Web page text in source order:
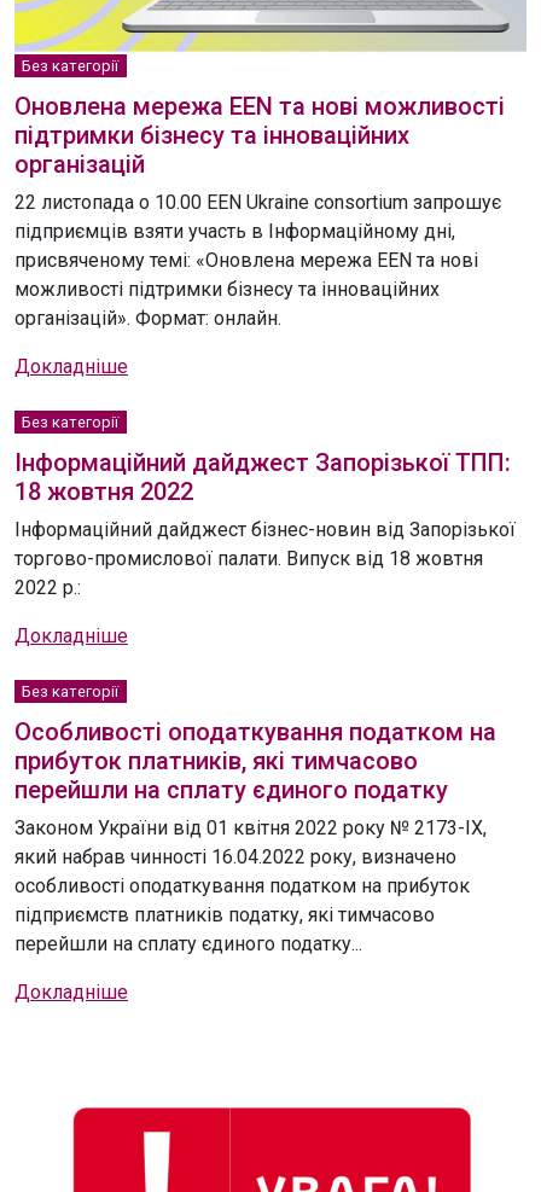
Без категорії
Оновлена мережа EEN та нові можливості
підтримки бізнесу та інноваційних
організацій
22 листопада о 10.00 EEN Ukraine consortium запрошує
підприємців взяти участь в Інформаційному дні,
присвяченому темі: «Оновлена мережа EEN та нові
можливості підтримки бізнесу та інноваційних
організацій». Формат: онлайн.
Докладніше
Без категорії
Інформаційний дайджест Запорізької ТПП:
18 жовтня 2022
Інформаційний дайджест бізнес-новин від Запорізької
торгово-промислової палати. Випуск від 18 жовтня
2022 р.:
Докладніше
Без категорії
Особливості оподаткування податком на
прибуток платників, які тимчасово
перейшли на сплату єдиного податку
Законом України від 01 квітня 2022 року № 2173-IX,
який набрав чинності 16.04.2022 року, визначено
особливості оподаткування податком на прибуток
підприємств платників податку, які тимчасово
перейшли на сплату єдиного податку...
Докладніше